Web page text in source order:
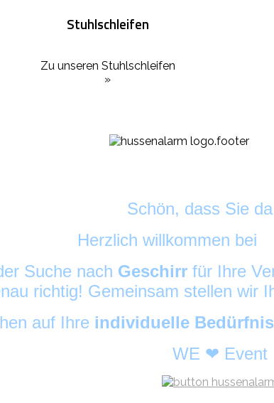
Stuhlschleifen
Zu unseren Stuhlschleifen
»
Schön, dass Sie
Herzlich willkommen bei
Suche nach Geschirr für Ihre
richtig! Gemeinsam stellen wir
auf Ihre individuelle
WE ❤ Event